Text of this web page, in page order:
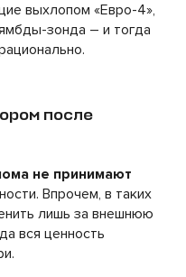
выхлопом «Евро-4»,
-зонда – и тогда
после
не принимают
Впрочем, в таких
лишь за внешнюю
вся ценность